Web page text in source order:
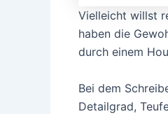
Vielleicht willst
haben die
durch einem
Bei dem
Detailgrad,